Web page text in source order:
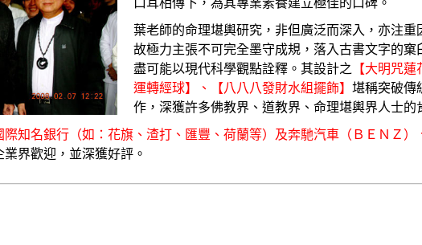
口耳相傳下，為其專業素養建立極佳的口碑。
葉老師的命理堪輿研究，非但廣泛而深入，亦注重
故極力主張不可完全墨守成規，落入古書文字的
盡可能以現代科學觀點詮釋。其設計之
【大明咒
運轉經球】、【八八八發財水組擺飾】 堪稱突破傳
作，深獲許多佛教界、道教界、命理堪輿界人士的
際知名銀行（如：花旗、渣打、匯豐、荷蘭等）及奔馳汽車（ＢＥＮＺ
業界歡迎，並深獲好評。